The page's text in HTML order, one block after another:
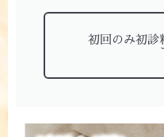
初回のみ初診